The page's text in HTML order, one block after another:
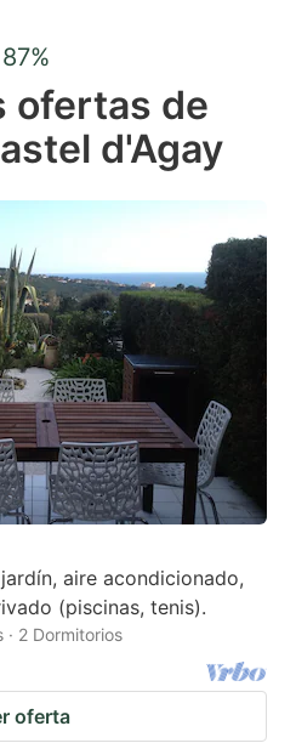
to
get
the
keyboard
for
changing
dates.
ofertas de
d'Agay
aire acondicionado,
(piscinas, tenis).
· 2 Dormitorios
oferta